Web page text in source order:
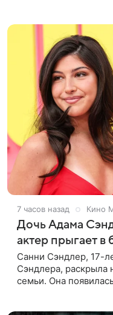
7 часов назад Кино
Дочь Адама
актер прыгает в
Санни Сэндлер, 17-
Сэндлера, раскрыла
семьи. Она